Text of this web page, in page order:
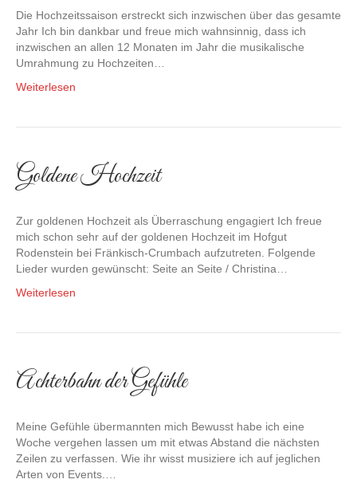
Die Hochzeitssaison erstreckt sich inzwischen über das gesamte
Jahr Ich bin dankbar und freue mich wahnsinnig, dass ich
inzwischen an allen 12 Monaten im Jahr die musikalische
Umrahmung zu Hochzeiten…
Weiterlesen
Goldene Hochzeit
Zur goldenen Hochzeit als Überraschung engagiert Ich freue
mich schon sehr auf der goldenen Hochzeit im Hofgut
Rodenstein bei Fränkisch-Crumbach aufzutreten. Folgende
Lieder wurden gewünscht: Seite an Seite / Christina…
Weiterlesen
Achterbahn der Gefühle
Meine Gefühle übermannten mich Bewusst habe ich eine
Woche vergehen lassen um mit etwas Abstand die nächsten
Zeilen zu verfassen. Wie ihr wisst musiziere ich auf jeglichen
Arten von Events.…